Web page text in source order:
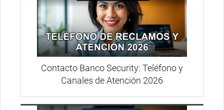
Contacto Banco Security: Teléfono y
Canales de Atención 2026